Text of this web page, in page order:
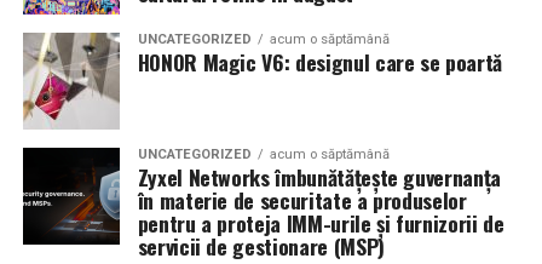
UNCATEGORIZED acum o săptămână
HONOR Magic V6: designul care se poartă
UNCATEGORIZED acum o săptămână
Zyxel Networks îmbunătățește guvernanța
în materie de securitate a produselor
pentru a proteja IMM-urile și furnizorii de
servicii de gestionare (MSP)